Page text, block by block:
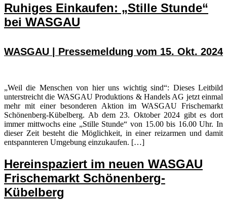
Ruhiges Einkaufen: „Stille Stunde“
bei WASGAU
WASGAU | Pressemeldung vom 15. Okt. 2024
„Weil die Menschen von hier uns wichtig sind“: Dieses Leitbild
unterstreicht die WASGAU Produktions & Handels AG jetzt einmal
mehr mit einer besonderen Aktion im WASGAU Frischemarkt
Schönenberg-Kübelberg. Ab dem 23. Oktober 2024 gibt es dort
immer mittwochs eine „Stille Stunde“ von 15.00 bis 16.00 Uhr. In
dieser Zeit besteht die Möglichkeit, in einer reizarmen und damit
entspannteren Umgebung einzukaufen. […]
Hereinspaziert im neuen WASGAU
Frischemarkt Schönenberg-
Kübelberg